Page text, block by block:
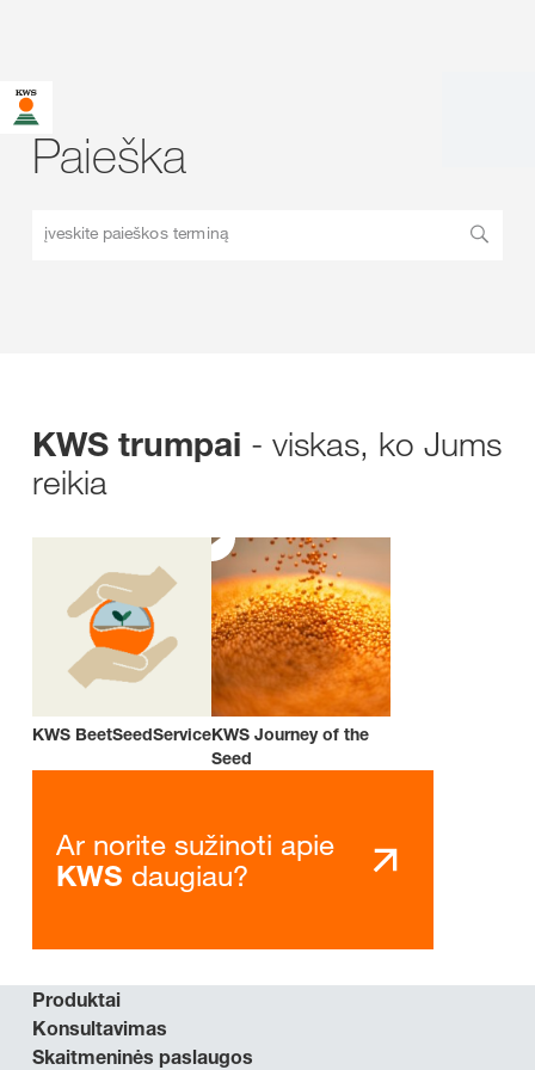
Paieška
įveskite paieškos terminą
KWS trumpai - viskas, ko Jums
reikia
KWS BeetSeedServiceKWS Journey of the
Seed
Ar norite sužinoti apie
KWS daugiau?
Produktai
Konsultavimas
Skaitmeninės paslaugos